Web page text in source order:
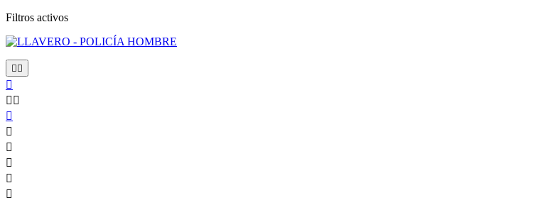
Filtros activos


 





